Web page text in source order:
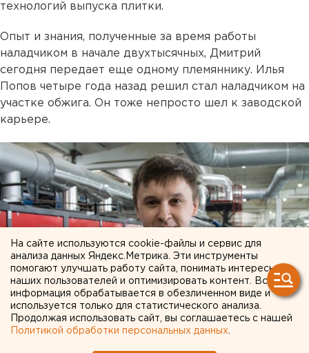
технологий выпуска плитки.
Опыт и знания, полученные за время работы
наладчиком в начале двухтысячных, Дмитрий
сегодня передает еще одному племяннику. Илья
Попов четыре года назад решил стал наладчиком на
участке обжига. Он тоже непросто шел к заводской
карьере.
На сайте используются cookie-файлы и сервис для
анализа данных Яндекс.Метрика. Эти инструменты
помогают улучшать работу сайта, понимать интересы
наших пользователей и оптимизировать контент. Вся
информация обрабатывается в обезличенном виде и
используется только для статистического анализа.
Продолжая использовать сайт, вы соглашаетесь с нашей
Политикой обработки персональных данных